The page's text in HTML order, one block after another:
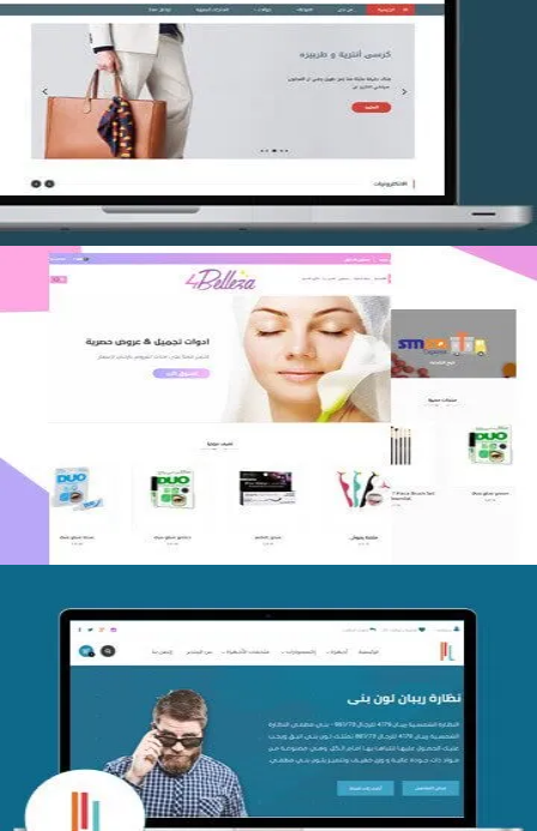
تصميم متجر متاجركم
اعادة تصميم متجر فوربليزا
التفاصيل
تصميم متجر اي كير
التفاصيل